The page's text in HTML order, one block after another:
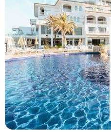
Previous